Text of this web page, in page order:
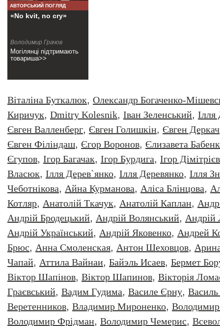
АВТОРСЬКИЙ ПОГЛЯД
«No kvit, no cry»
Володимир Грачов
Могілянці підтримають
товариша>>
Віталіна Буткалюк, Олександр Богаченко-
Киричук, Dmitry Kolesnik, Iван Зеленський, Iлля
Євген Валленберг, Євген Голишкін, Євген Деркач
Євген Філіндаш, Єгор Воронов, Єлизавета
Єгупов, Ігор Багачак, Ігор Бурдига, Ігор Дімітрієв
Власюк, Ілля Дерев`янко, Ілля Деревянко, Ілля
Чеботнікова, Айна Курманова, Аліса Блінцова,
Котляр, Анатолiй Ткачук, Анатолій Каплан,
Андрій Бродецький, Андрій Волянський, Андрій
Андрій Український, Андрій Яковенко, Андрей
Брюс, Анна Смоленская, Антон Шеховцов,
Чапай, Аттила Вайнаи, Байэль Исаев, Бермет
Віктор Шапінов, Віктор Шапинов, Вікторія
Граєвський, Вадим Гудима, Василе Єрну,
Веретенников, Владимир Мироненко,
Володимир Фрідман, Володимир Чемерис,